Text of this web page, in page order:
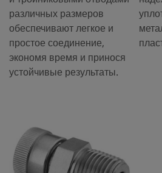
различных размеров
обеспечивают легкое и
простое соединение,
экономя время и принося
устойчивые результаты.